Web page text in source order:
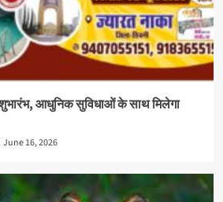
आधुनिक सुविधाओं के साथ मिलेगा
June 16, 2026